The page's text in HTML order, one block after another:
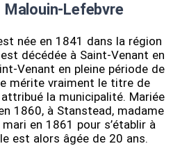
Malouin-Lefebvre
née en 1841 dans la région
décédée à Saint-Venant en
Venant en pleine période de
mérite vraiment le titre de
la municipalité. Mariée
1860, à Stanstead, madame
en 1861 pour s’établir à
est alors âgée de 20 ans.